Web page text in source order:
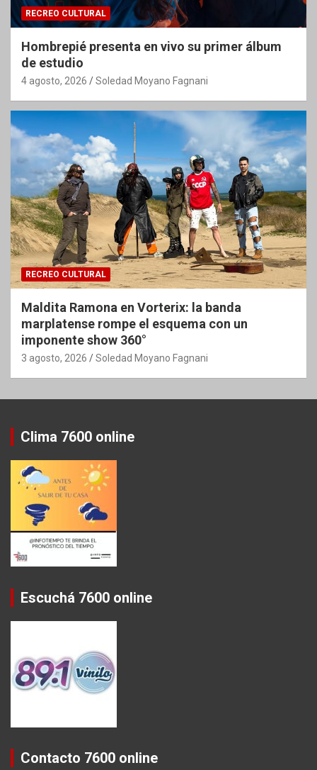
RECREO CULTURAL
Hombrepié presenta en vivo su primer álbum
de estudio
4 agosto, 2026 Soledad Moyano Fagnani
RECREO CULTURAL
Maldita Ramona en Vorterix: la banda
marplatense rompe el esquema con un
imponente show 360°
3 agosto, 2026 Soledad Moyano Fagnani
Clima 7600 online
Escuchá 7600 online
Contacto 7600 online